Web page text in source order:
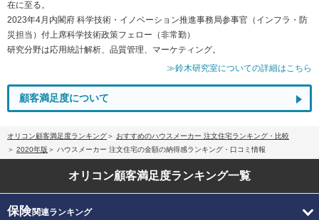
在に至る。
2023年4月内閣府 科学技術・イノベーション推進事務局参事官（インフラ・防
災担当）付上席科学技術政策フェロー（非常勤）
研究分野は応用統計解析、品質管理、マーケティング。
≫鈴木研究室についての詳細はこちら
顧客満足度について
オリコン顧客満足度ランキング
おすすめのハウスメーカー 注文住宅ランキング・比較
2020年版
ハウスメーカー 注文住宅の金額の納得感ランキング・口コミ情報
オリコン顧客満足度ランキング一覧
保険関連ランキング